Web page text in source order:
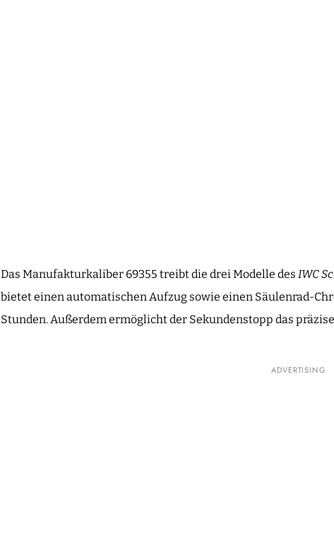
Das Manufakturkaliber 69355 treibt die drei Modelle des IWC
bietet einen automatischen Aufzug sowie einen Säulenrad-
Stunden. Außerdem ermöglicht der Sekundenstopp das
ADVERTISING